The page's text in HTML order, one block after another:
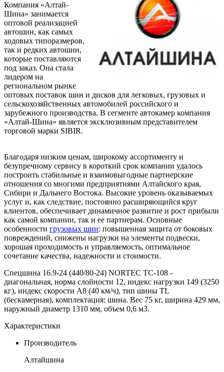
Компания «Алтай-
Шина» занимается
оптовой реализацией
автошин, как самых
ходовых типоразмеров,
так и редких автошин,
которые поставляются
под заказ. Она стала
лидером на
региональном рынке
оптовых поставок шин и дисков для легковых, грузовых и
сельскохозяйственных автомобилей российского и
зарубежного производства. В сегменте автокамер компания
«Алтай-Шина» является эксклюзивным представителем
торговой марки SIBIR.
Благодаря низким ценам, широкому ассортименту и
безупречному сервису в короткий срок компании удалось
построить стабильные и взаимовыгодные партнерские
отношения со многими предприятиями Алтайского края,
Сибири и Дальнего Востока. Высокие уровень оказываемых
услуг и, как следствие, постоянно расширяющийся круг
клиентов, обеспечивает динамичное развитие и рост прибыли
как самой компании, так и ее партнерам. Основные
особенности грузовых шин: повышенная защита от боковых
повреждений, снижены нагрузки на элементы подвески,
хорошая проходимость и управляемость, оптимальное
сочетание качества, надежности и стоимости.
Спецшина 16.9-24 (440/80-24) NORTEC TC-108 -
диагональная, норма слойности 12, индекс нагрузки 149 (3250
кг), индекс скорости А8 (40 км/ч), тип шины TL
(бескамерная), комплектация: шина. Вес 75 кг, ширина 429 мм,
наружный диаметр 1310 мм, объем 0,6 м3.
Характеристики
Производитель
Алтайшина